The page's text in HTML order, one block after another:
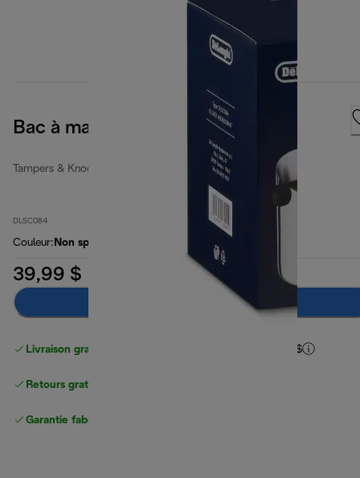
Bac à marc de café
Tampers & Knock Boxes
DLSC084
Couleur: Non spécifié
39,99 $
Ajouter au panier
Livraison gratuite pour les commandes de plus de 40 $
Retours gratuits
Garantie fabricant complète